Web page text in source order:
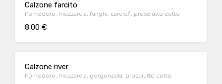
Calzone farcito
Pomodoro, mozzarela, funghi, carciofi, prosciutto cotto
8.00 €
Calzone river
Pomodoro, mozzarela, gorgonzola, prosciutto cotto